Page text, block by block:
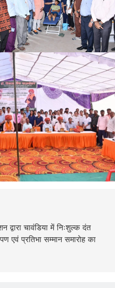
चावंडिया में निःशुल्क दंत
एवं प्रतिभा सम्मान समारोह का